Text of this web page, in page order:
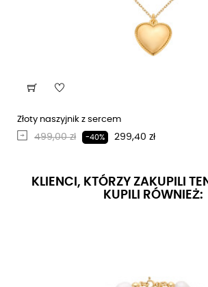
Złoty naszyjnik z sercem
Regularna cena
499,00 zł -40% Cena
299,40 zł
KLIENCI, KTÓRZY ZAKUPILI
KUPILI RÓWNIEŻ: